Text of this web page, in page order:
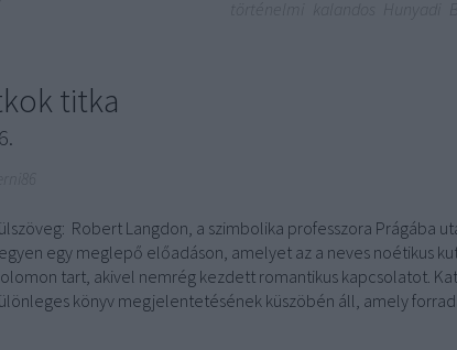
titka
Robert Langdon, a szimbolika professzora Prágába
egy meglepő előadáson, amelyet az a neves noétikus
tart, akivel nemrég kezdett romantikus kapcsolatot.
könyv megjelentetésének küszöbén áll, amely